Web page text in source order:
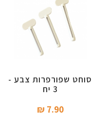
סוחט שפורפרות צבע -
3 יח
7.90 ₪‎